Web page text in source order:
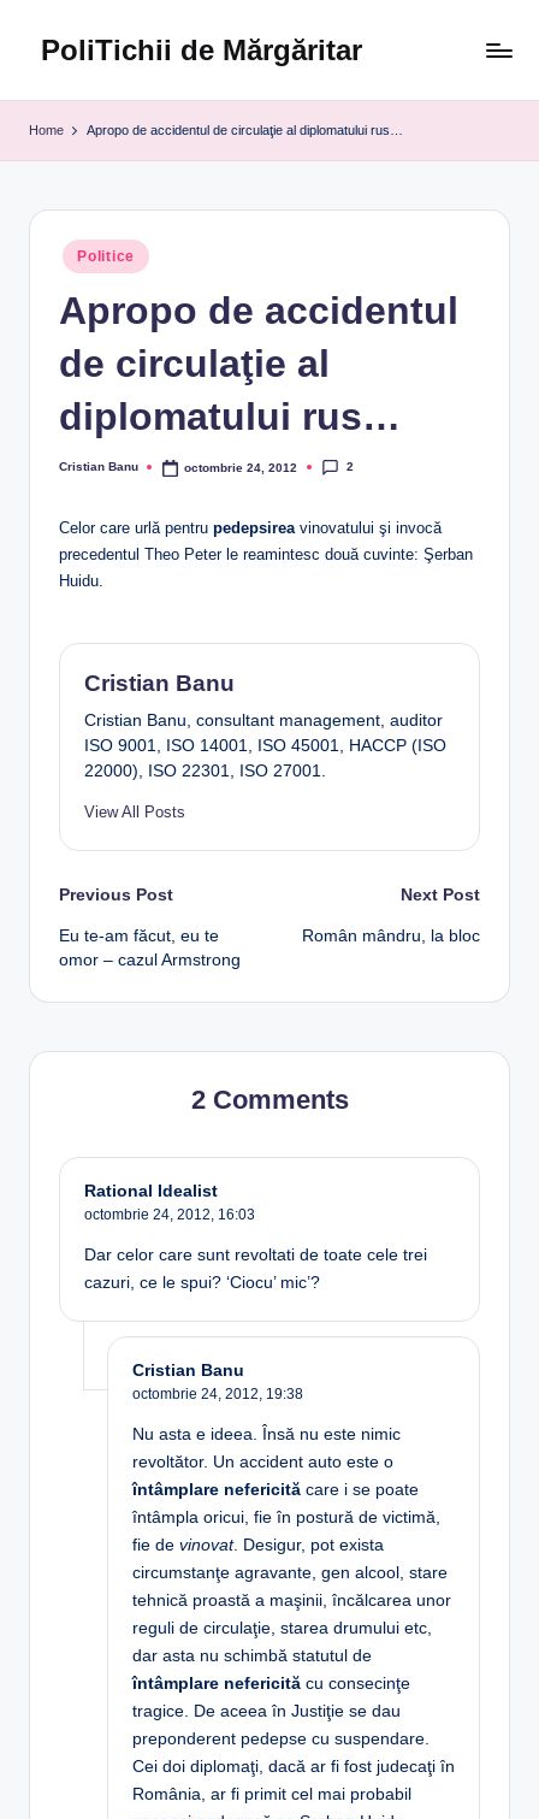
PoliTichii de Mărgăritar
Home Apropo de accidentul de circulaţie al diplomatului rus…
Posted
in
Politice
Apropo de accidentul
de circulaţie al
diplomatului rus…
Posted
Cristian Banu octombrie 24, 2012 2
Celor care urlă pentru pedepsireavinovatului şi invocă
precedentul Theo Peter le reamintesc două cuvinte: Şerban
Huidu.
Cristian Banu
Cristian Banu, consultant management, auditor
ISO 9001, ISO 14001, ISO 45001, HACCP (ISO
22000), ISO 22301, ISO 27001.
View All Posts
Post
navigation
Previous Post
Eu te-am făcut, eu te
omor – cazul Armstrong
Next Post
Român mândru, la bloc
2 Comments
Rational Idealist
octombrie 24, 2012, 16:03
Dar celor care sunt revoltati de toate cele trei
cazuri, ce le spui? ‘Ciocu’ mic’?
Cristian Banu
octombrie 24, 2012, 19:38
Nu asta e ideea. Însă nu este nimic
revoltător. Un accident auto este o
întâmplare nefericită care i se poate
întâmpla oricui, fie în postură de victimă,
fie de vinovat. Desigur, pot exista
circumstanţe agravante, gen alcool, stare
tehnică proastă a maşinii, încălcarea unor
reguli de circulaţie, starea drumului etc,
dar asta nu schimbă statutul de
întâmplare nefericită cu consecinţe
tragice. De aceea în Justiţie se dau
preponderent pedepse cu suspendare.
Cei doi diplomaţi, dacă ar fi fost judecaţi în
România, ar fi primit cel mai probabil